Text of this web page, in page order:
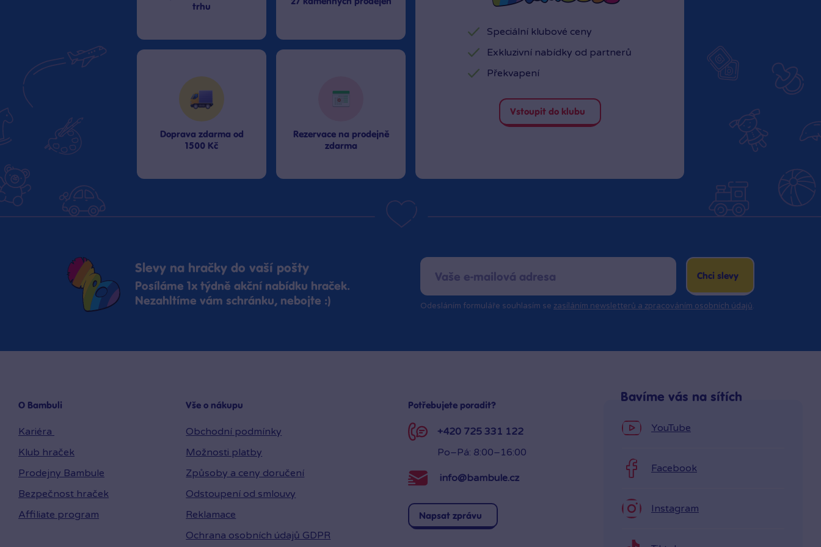
trhu
Doprava zdarma od
1500 Kč
Rezervace na prodejně
zdarma
Speciální klubové ceny
Exkluzivní nabídky od partnerů
Překvapení
Vstoupit do klubu
Slevy na hračky do vaší pošty
Posíláme 1x týdně akční nabídku hraček.
Nezahltíme vám schránku, nebojte :)
Chci slevy
Odesláním formuláře souhlasím se zasíláním newsletterů a zpracováním osobních údajů.
O Bambuli
Kariéra
Klub hraček
Prodejny Bambule
Bezpečnost hraček
Affiliate program
Vše o nákupu
Obchodní podmínky
Možnosti platby
Způsoby a ceny doručení
Odstoupení od smlouvy
Reklamace
Ochrana osobních údajů GDPR
Potřebujete poradit?
+420 725 331 122
Po–Pá: 8:00–16:00
info@bambule.cz
Napsat zprávu
Bavíme vás na sítích
YouTube
Facebook
Instagram